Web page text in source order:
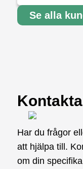
Se alla
Har du frågor
att hjälpa till.
om din